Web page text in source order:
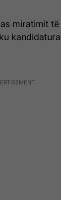
miratimit